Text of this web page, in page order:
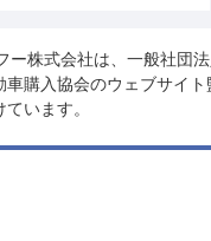
ー株式会社は、一般社団法
車購入協会のウェブサイト
います。